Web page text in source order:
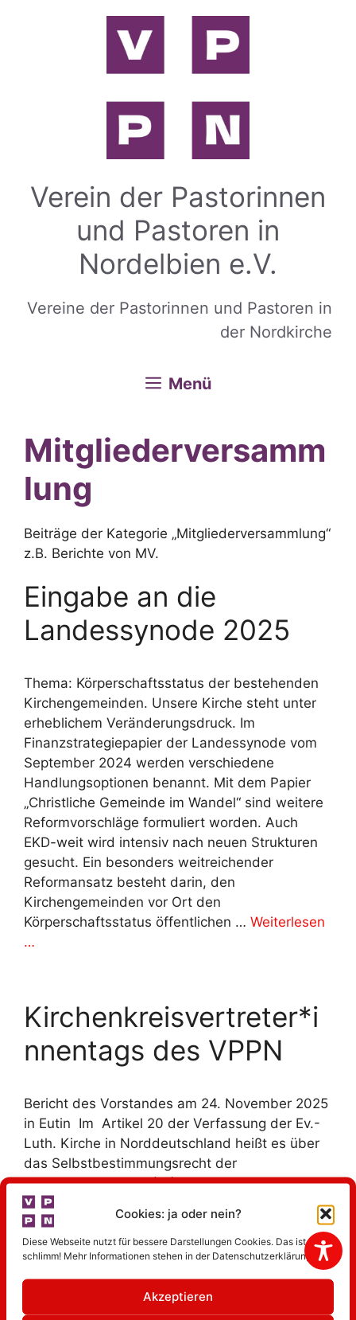
Cookies: ja oder nein?
Diese Webseite nutzt für bessere Darstellungen Cookies. Das ist nicht
schlimm! Mehr Informationen stehen in der Datenschutzerklärung.
Akzeptieren
Verein der Pastorinnen
und Pastoren in
Nordelbien e.V.
Vereine der Pastorinnen und Pastoren in
der Nordkirche
Menü
Mitgliederversamm
lung
Beiträge der Kategorie „Mitgliederversammlung“
z.B. Berichte von MV.
Eingabe an die
Landessynode 2025
Thema: Körperschaftsstatus der bestehenden
Kirchengemeinden. Unsere Kirche steht unter
erheblichem Veränderungsdruck. Im
Finanzstrategiepapier der Landessynode vom
September 2024 werden verschiedene
Handlungsoptionen benannt. Mit dem Papier
„Christliche Gemeinde im Wandel“ sind weitere
Reformvorschläge formuliert worden. Auch
EKD-weit wird intensiv nach neuen Strukturen
gesucht. Ein besonders weitreichender
Reformansatz besteht darin, den
Kirchengemeinden vor Ort den
Körperschaftsstatus öffentlichen … Weiterlesen
…
Kirchenkreisvertreter*i
nnentags des VPPN
Bericht des Vorstandes am 24. November 2025
in Eutin Im Artikel 20 der Verfassung der Ev.-
Luth. Kirche in Norddeutschland heißt es über
das Selbstbestimmungsrecht der
Kirchengemeinden: ( 1 ) Die Kirchengemeinde
ordnet und verwaltet ihre Angelegenheiten im
Rahmen des geltenden Rechtes in eigener
Verantwortung. ( 2 ) Die Kirchengemeinde wird
mit den zur eigenverantwortlichen Erfüllung des
kirchlichen Auftrages in ihrem Bereich
Weiterlesen …